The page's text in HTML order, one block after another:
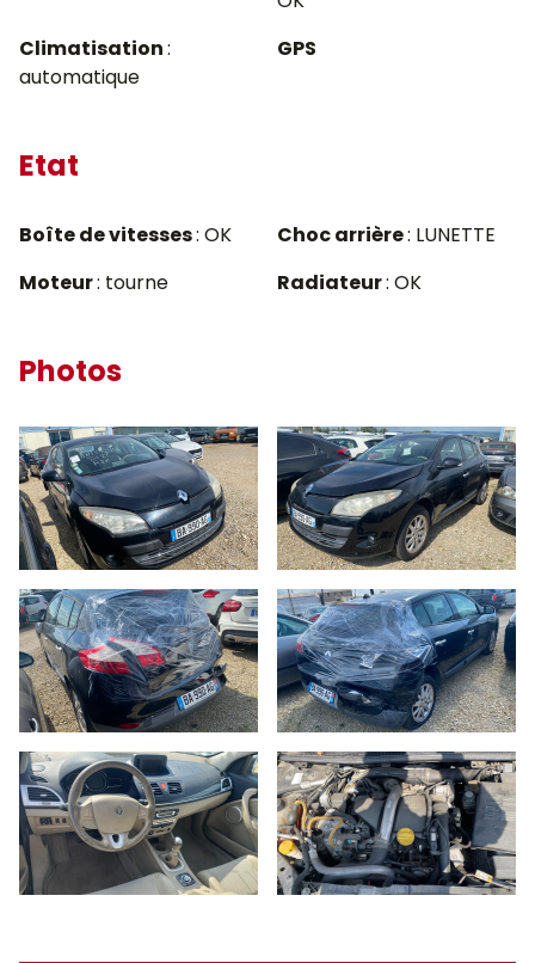
Climatisation:
automatique
GPS
Etat
Boîte de vitesses: OK Choc arrière: LUNETTE
Moteur: tourne Radiateur: OK
Photos